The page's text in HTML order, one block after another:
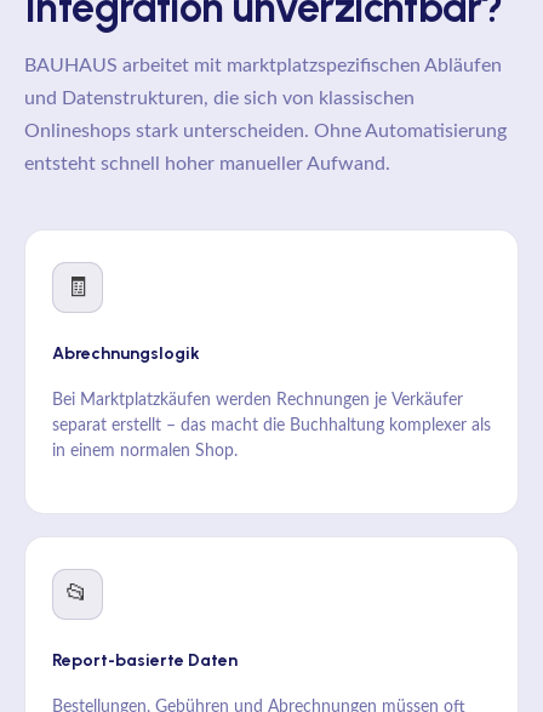
BAUHAUS arbeitet mit marktplatzspezifischen Abläufen
und Datenstrukturen, die sich von klassischen
Onlineshops stark unterscheiden. Ohne Automatisierung
entsteht schnell hoher manueller Aufwand.
🧾
Abrechnungslogik
Bei Marktplatzkäufen werden Rechnungen je Verkäufer
separat erstellt – das macht die Buchhaltung komplexer als
in einem normalen Shop.
📂
Report-basierte Daten
Bestellungen, Gebühren und Abrechnungen müssen oft